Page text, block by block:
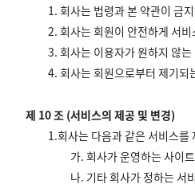
1. 회사는 법령과 본 약관이 금
2. 회사는 회원이 안전하게 서
3. 회사는 이용자가 원하지 않
4. 회사는 회원으로부터 제기되
제 10 조 (서비스의 제공 및 변경)
1.회사는 다음과 같은 서비스를
가. 회사가 운영하는 사이
나. 기타 회사가 정하는 서